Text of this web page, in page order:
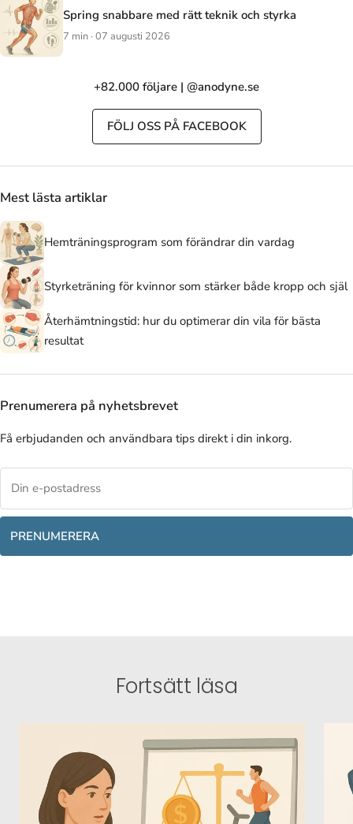
Spring snabbare med rätt teknik och styrka
7 min · 07 augusti 2026
+82.000 följare | @anodyne.se
FÖLJ OSS PÅ FACEBOOK
Mest lästa artiklar
Hemträningsprogram som förändrar din vardag
Styrketräning för kvinnor som stärker både kropp och själ
Återhämtningstid: hur du optimerar din vila för bästa
resultat
Prenumerera på nyhetsbrevet
Få erbjudanden och användbara tips direkt i din inkorg.
PRENUMERERA
Fortsätt läsa